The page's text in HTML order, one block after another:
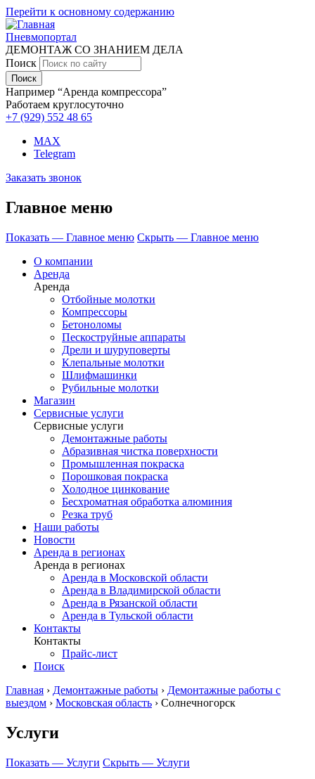
Перейти к основному содержанию
Пневмопортал
ДЕМОНТАЖ СО ЗНАНИЕМ ДЕЛА
Поиск
Например “Аренда компрессора”
Работаем круглосуточно
+7 (929) 552 48 65
MAX
Telegram
Заказать звонок
Главное меню
Показать — Главное меню Скрыть — Главное меню
О компании
Аренда
Аренда
Отбойные молотки
Компрессоры
Бетоноломы
Пескоструйные аппараты
Дрели и шуруповерты
Клепальные молотки
Шлифмашинки
Рубильные молотки
Магазин
Сервисные услуги
Сервисные услуги
Демонтажные работы
Абразивная чистка поверхности
Промышленная покраска
Порошковая покраска
Холодное цинкование
Бесхроматная обработка алюминия
Резка труб
Наши работы
Новости
Аренда в регионах
Аренда в регионах
Аренда в Московской области
Аренда в Владимирской области
Аренда в Рязанской области
Аренда в Тульской области
Контакты
Контакты
Прайс-лист
Поиск
Главная › Демонтажные работы › Демонтажные работы с
выездом › Московская область › Солнечногорск
Услуги
Показать — Услуги Скрыть — Услуги